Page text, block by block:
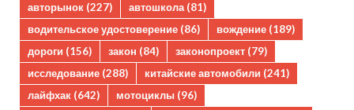
авторынок (227) автошкола(81)
водительское удостоверение (86) вождение (189)
дороги (156) закон (84) законопроект (79)
исследование (288) китайские автомобили (241)
лайфхак (642) мотоциклы (96)